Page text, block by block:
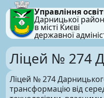
Управління
Дарницької
в місті Києві
державної
Ліцей № 274
Ліцей № 274
трансформацію від